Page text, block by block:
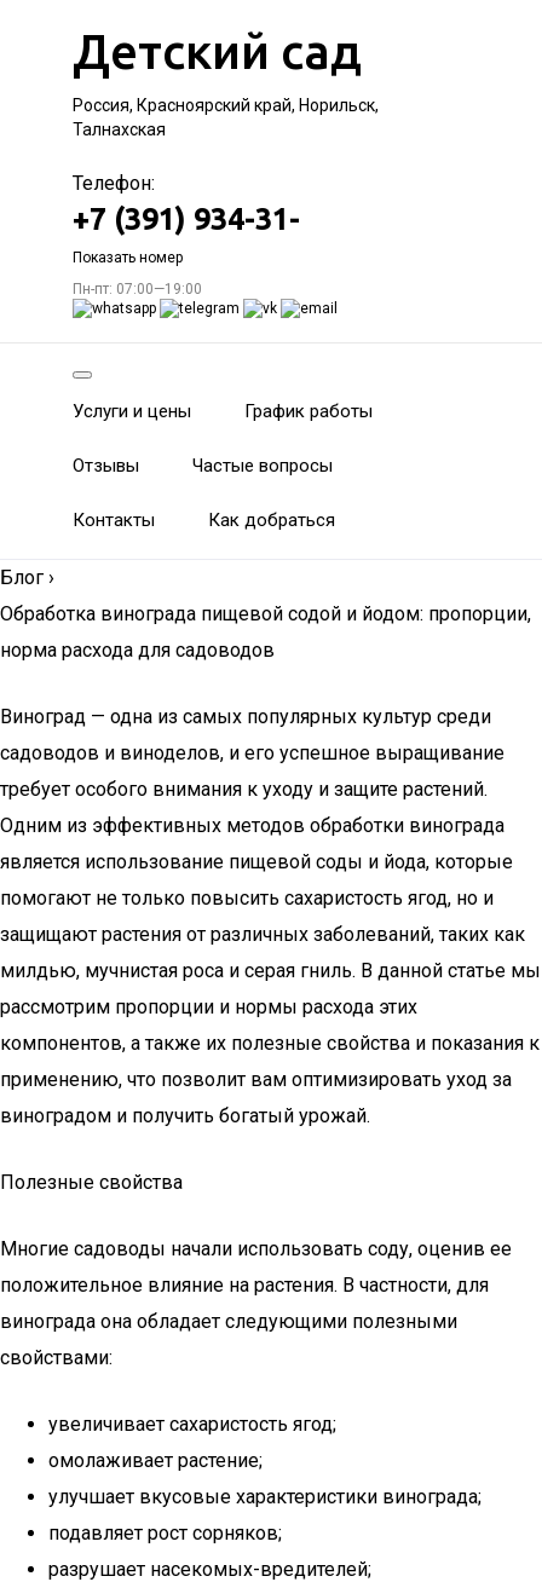
Детский сад
Россия, Красноярский край, Норильск,
Талнахская
Телефон:
+7 (391) 934-31-
Показать номер
Пн-пт: 07:00—19:00
Услуги и цены График работы
Отзывы Частые вопросы
Контакты Как добраться
Блог ›
Обработка винограда пищевой содой и йодом: пропорции,
норма расхода для садоводов
Виноград — одна из самых популярных культур среди
садоводов и виноделов, и его успешное выращивание
требует особого внимания к уходу и защите растений.
Одним из эффективных методов обработки винограда
является использование пищевой соды и йода, которые
помогают не только повысить сахаристость ягод, но и
защищают растения от различных заболеваний, таких как
милдью, мучнистая роса и серая гниль. В данной статье мы
рассмотрим пропорции и нормы расхода этих
компонентов, а также их полезные свойства и показания к
применению, что позволит вам оптимизировать уход за
виноградом и получить богатый урожай.
Полезные свойства
Многие садоводы начали использовать соду, оценив ее
положительное влияние на растения. В частности, для
винограда она обладает следующими полезными
свойствами:
увеличивает сахаристость ягод;
омолаживает растение;
улучшает вкусовые характеристики винограда;
подавляет рост сорняков;
разрушает насекомых-вредителей;